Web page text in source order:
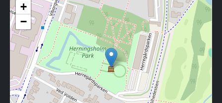
+
−